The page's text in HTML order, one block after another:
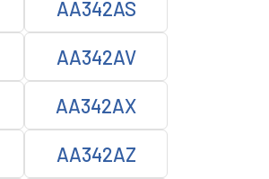
AA342AS
AA342AV
AA342AX
AA342AZ